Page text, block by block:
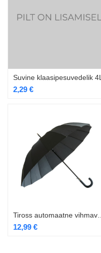
Suvine klaasipesuvedelik 4L
2,29 €
12,99 €